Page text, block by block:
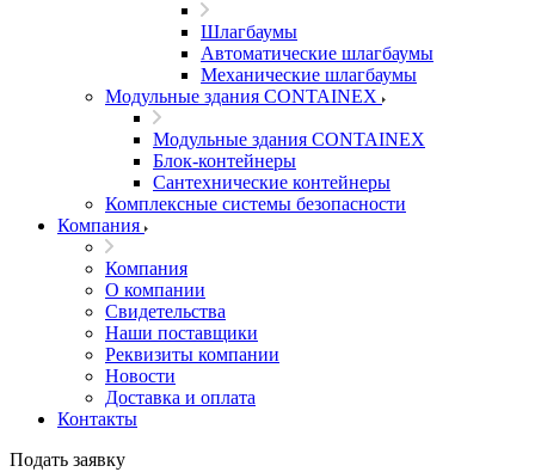
Шлагбаумы
Автоматические шлагбаумы
Механические шлагбаумы
Модульные здания CONTAINEX
Модульные здания CONTAINEX
Блок-контейнеры
Сантехнические контейнеры
Комплексные системы безопасности
Компания
Компания
О компании
Свидетельства
Наши поставщики
Реквизиты компании
Новости
Доставка и оплата
Контакты
Подать заявку